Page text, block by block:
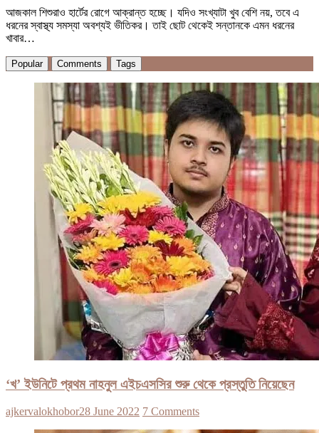
আজকাল শিশুরাও হার্টের রোগে আক্রান্ত হচ্ছে। যদিও সংখ্যাটা খুব বেশি নয়, তবে এ
ধরনের স্বাস্থ্য সমস্যা অবশ্যই ভীতিকর। তাই ছোট থেকেই সন্তানকে এমন ধরনের
খাবার…
Popular Comments Tags
‘খ’ ইউনিটে প্রথম নাহনুল এইচএসসির শুরু থেকে প্রস্তুতি নিয়েছেন
ajkervalokhobor28 June 2022 7 Comments